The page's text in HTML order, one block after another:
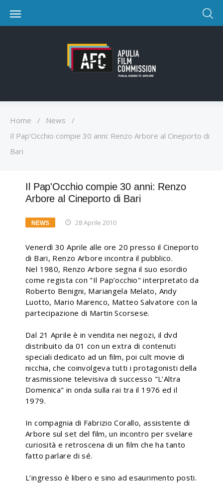
Home / News
/
Il Pap'Occhio compie 30 anni: Renzo Arbore al Cineporto di
Bari
Il Pap'Occhio compie 30 anni: Renzo
Arbore al Cineporto di Bari
NEWS 28 Aprile 2010
Venerdì 30 Aprile alle ore 20 presso il Cineporto
di Bari, Renzo Arbore incontra il pubblico.
Nel 1980, Renzo Arbore segna il suo esordio
come regista con "Il Pap’occhio" interpretato da
Roberto Benigni, Mariangela Melato, Andy
Luotto, Mario Marenco, Matteo Salvatore con la
partecipazione di Martin Scorsese.
Dal 21 Aprile è in vendita nei negozi, il dvd
distribuito da 01 con un extra di contenuti
speciali dedicato ad un film, poi cult movie di
nicchia, che coinvolgeva tutti i protagonisti della
trasmissione televisiva di successo "L’Altra
Domenica" in onda sulla rai tra il 1976 ed il
1979.
In compagnia di Fabrizio Corallo, assistente di
Arbore sul set del film, un incontro per svelare
curiosità e retroscena di un film che ha tanto
fatto parlare di sé.
L’ingresso è libero e sino ad esaurimento posti.